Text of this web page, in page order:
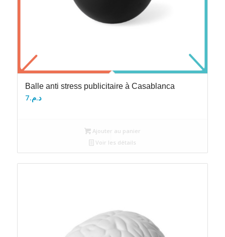
Balle anti stress publicitaire à Casablanca
د.م.7
Ajouter au panier
Voir les détails